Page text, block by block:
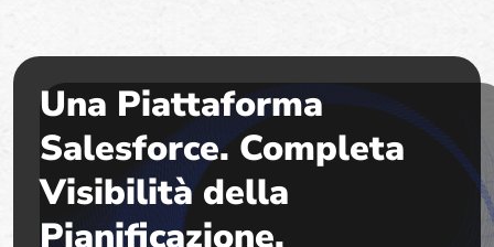
Una Piattaforma
Salesforce. Completa
Visibilità della
Pianificazione.